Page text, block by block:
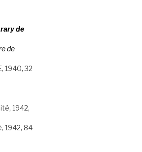
de
de
1940, 32
1942,
1942, 84